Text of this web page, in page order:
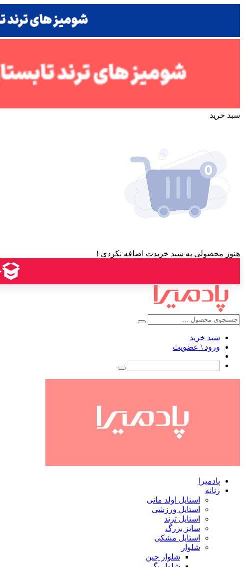
سبد خرید
هنوز محصولی به سبد خریدت اضافه نکردی !
سبد خرید
ورود \ عضویت
پادمیرا
زنانه
استایل اولد مانی
استایل ورزشی
استایل ترند
سایز بزرگ
استایل مشکی
شلوار
شلوار جین